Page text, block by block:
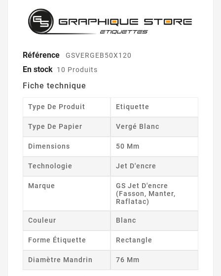
Référence GSVERGEB50X120
En stock 10 Produits
Fiche technique
Type De Produit Etiquette
Type De Papier Vergé Blanc
Dimensions 50 Mm
Technologie Jet D'encre
Marque
GS Jet D'encre
(Fasson, Manter,
Raflatac)
Couleur Blanc
Forme Étiquette Rectangle
Diamètre Mandrin 76 Mm